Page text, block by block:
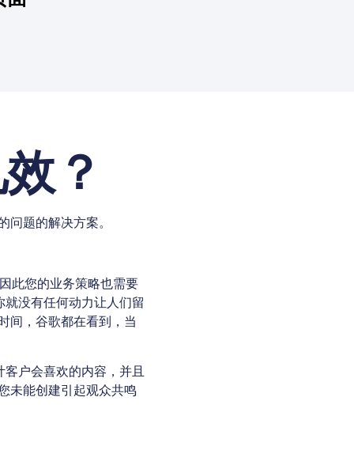
？
问题的解决方案。
此您的业务策略也需要
没有任何动力让人们留
间，谷歌都在看到，当
户会喜欢的内容，并且
未能创建引起观众共鸣